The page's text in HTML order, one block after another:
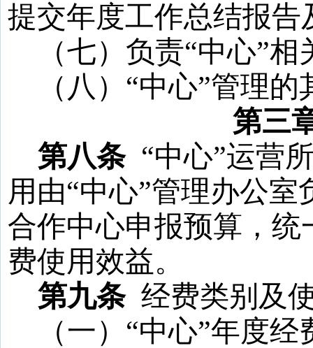
提交年度工作总结报告
（七）负责“中心”相
（八） “中心”管理的
第三
第八条 “中心”运营
用由“中心”管理办公室
合作中心申报预算，
费使用效益。
第九条 经费类别及
（一） “中心”年度经